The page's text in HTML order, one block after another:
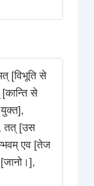
[विभूति से
से
तत् [उस
एव [तेज